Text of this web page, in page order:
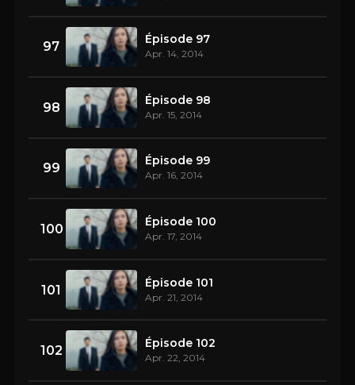
97 Épisode 97
Apr. 14, 2014
98 Épisode 98
Apr. 15, 2014
99 Épisode 99
Apr. 16, 2014
100 Épisode 100
Apr. 17, 2014
101 Épisode 101
Apr. 21, 2014
102 Épisode 102
Apr. 22, 2014